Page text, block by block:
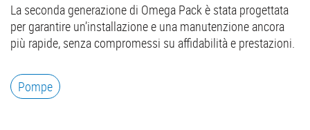
La seconda generazione di Omega Pack è stata progettata
per garantire un’installazione e una manutenzione ancora
più rapide, senza compromessi su affidabilità e prestazioni.
Pompe